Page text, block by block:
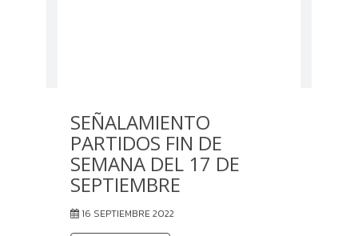
SEÑALAMIENTO
PARTIDOS FIN DE
SEMANA DEL 17 DE
SEPTIEMBRE
16 SEPTIEMBRE 2022